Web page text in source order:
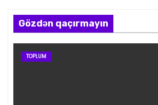
i
y
Gözdən qaçırmayın
TOPLUM